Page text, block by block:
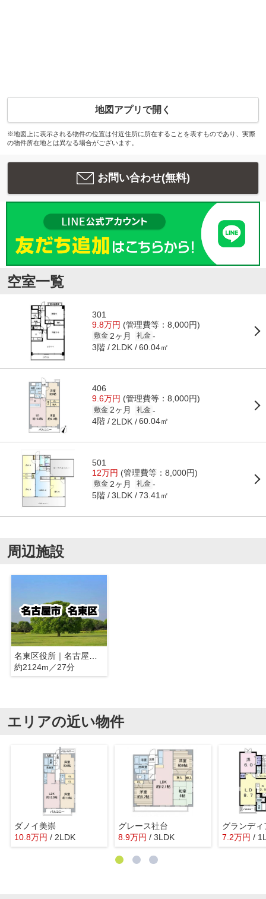
地図アプリで開く
※地図上に表示される物件の位置は付近住所に所在することを表すものであり、実際
の物件所在地とは異なる場合がございます。
お問い合わせ(無料)
空室一覧
301
9.8万円 (管理費等：8,000円)
敷金 2ヶ月 礼金 -
3階 2LDK 60.04㎡
406
9.6万円 (管理費等：8,000円)
敷金 2ヶ月 礼金 -
4階 2LDK 60.04㎡
501
12万円 (管理費等：8,000円)
敷金 2ヶ月 礼金 -
5階 3LDK 73.41㎡
周辺施設
約2124m／27分
エリアの近い物件
ダノイ美崇
10.8万円 / 2LDK
グレース社台
8.9万円 / 3LDK
グランディ
7.2万円 /